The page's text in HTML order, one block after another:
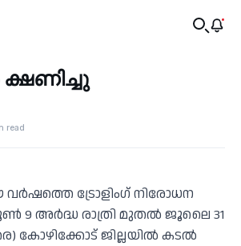
read
ട്രോളിംഗ് നിരോധന
9 അര്‍ദ്ധ രാത്രി മുതല്‍ ജൂലൈ 31
കോഴിക്കോട് ജില്ലയില്‍ കടല്‍